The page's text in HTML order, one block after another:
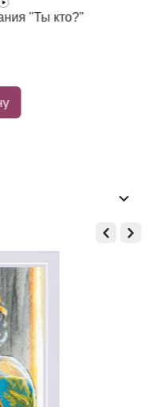
"Ты кто?"